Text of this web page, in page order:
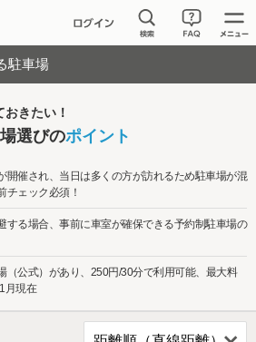
駐車場
おきたい！
選びのポイント
開催され、当日は多くの方が訪れるため駐車場が混
チェック必須！
する場合、事前に車室が確保できる予約制駐車場の
（公式）があり、250円/30分で利用可能、最大料
月現在